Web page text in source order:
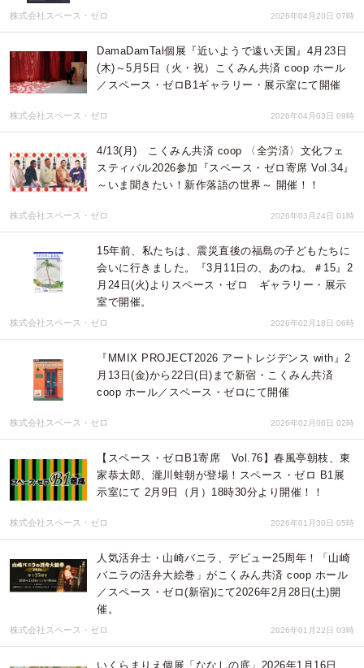
株式会社スペース・ゼロ 2026年04月20日 07時
DamaDamTal個展『近いようで遠い天国』4月23日
(木)～5月5日（火・祝）こくみん共済 coop ホール
／スペース・ゼロB1ギャラリー・展示室にて開催
株式会社スペース・ゼロ 2026年04月03日 09時
4/13(月) こくみん共済 coop 〈全労済〉文化フェ
スティバル2026参加『スペース・ゼロ寄席 Vol.34』
～いま聞きたい！新作落語の世界～ 開催！！
株式会社スペース・ゼロ 2026年03月24日 01時
15年前、私たちは、震災直後の福島の子どもたちに
会いに行きました。『3月11日の、あのね。＃15』2
月24日(火)よりスペース・ゼロ ギャラリー・展示
室で開催。
株式会社スペース・ゼロ 2026年02月18日 06時
『MMIX PROJECT2026 アートレジデンス with』2
月13日(金)から22日(日)まで新宿・こくみん共済
coop ホール／スペース・ゼロにて開催
株式会社スペース・ゼロ 2026年02月06日 02時
【スペース・ゼロB1寄席 Vol.76】春風亭朝枝、東
家恭太郎、瀧川蛙朝が登場！スペース・ゼロ B1展
示室にて 2月9日（月）18時30分より開催！！
株式会社スペース・ゼロ 2026年01月30日 05時
人気活弁士・山崎バニラ、デビュー25周年！「山崎
バニラの活弁大絵巻」がこくみん共済 coop ホール
／スペース・ゼロ(新宿)にて2026年2月28日(土)開
催。
株式会社スペース・ゼロ 2026年01月22日 03時
いくらまりえ個展「ななしの底」2026年1月16日